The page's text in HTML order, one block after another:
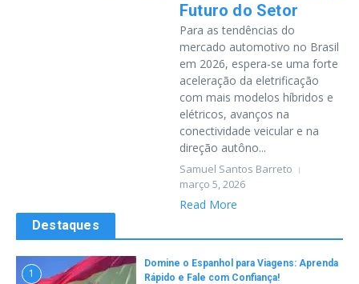
Futuro do Setor
Para as tendências do
mercado automotivo no Brasil
em 2026, espera-se uma forte
aceleração da eletrificação
com mais modelos híbridos e
elétricos, avanços na
conectividade veicular e na
direção autôno...
Samuel Santos Barreto
março 5, 2026
Read More
Destaques
1
Domine o Espanhol para Viagens: Aprenda
Rápido e Fale com Confiança!